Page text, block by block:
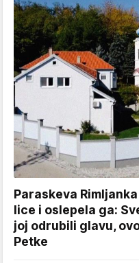
Paraskeva
lice i oslepela ga:
joj odrubili glavu,
Petke